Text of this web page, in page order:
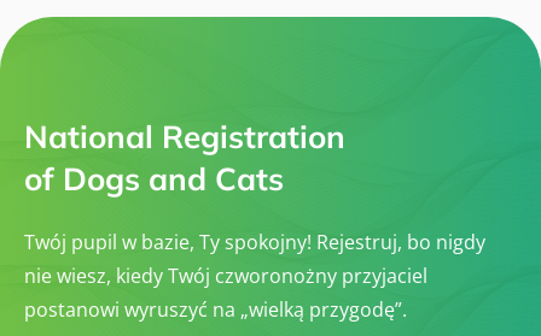
National Registration
of Dogs and Cats
Twój pupil w bazie, Ty spokojny! Rejestruj, bo nigdy
nie wiesz, kiedy Twój czworonożny przyjaciel
postanowi wyruszyć na „wielką przygodę”.